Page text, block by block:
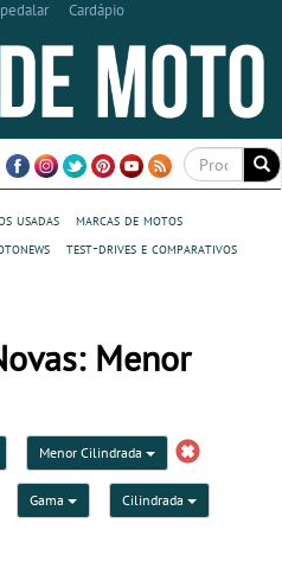
Cardápio
usadas
marcas de motos
test-drives e comparativos
Menor
Menor Cilindrada
Gama Cilindrada